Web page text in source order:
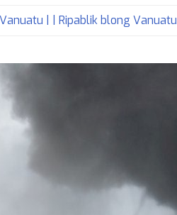
Vanuatu | | Ripablik blong Vanuatu